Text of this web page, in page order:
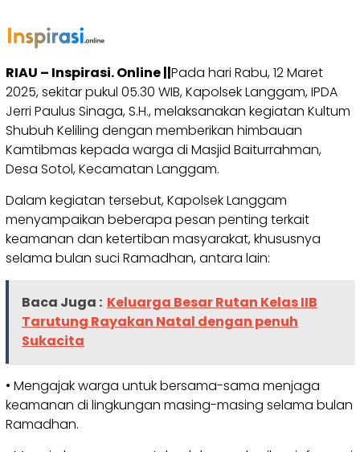
RIAU – Inspirasi. Online ||Pada hari Rabu, 12 Maret
2025, sekitar pukul 05.30 WIB, Kapolsek Langgam, IPDA
Jerri Paulus Sinaga, S.H., melaksanakan kegiatan Kultum
Shubuh Keliling dengan memberikan himbauan
Kamtibmas kepada warga di Masjid Baiturrahman,
Desa Sotol, Kecamatan Langgam.
Dalam kegiatan tersebut, Kapolsek Langgam
menyampaikan beberapa pesan penting terkait
keamanan dan ketertiban masyarakat, khususnya
selama bulan suci Ramadhan, antara lain:
Baca Juga : Keluarga Besar Rutan Kelas IIB
Tarutung Rayakan Natal dengan penuh
Sukacita
• Mengajak warga untuk bersama-sama menjaga
keamanan di lingkungan masing-masing selama bulan
Ramadhan.